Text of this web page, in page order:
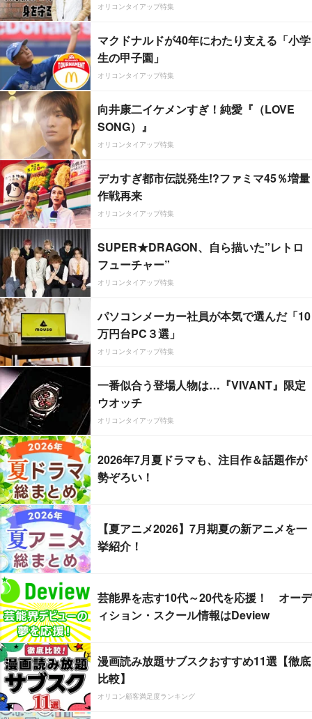
オリコンタイアップ特集
マクドナルドが40年にわたり支える「小学
生の甲子園」
オリコンタイアップ特集
向井康二イケメンすぎ！純愛『（LOVE
SONG）』
オリコンタイアップ特集
デカすぎ都市伝説発生!?ファミマ45％増量
作戦再来
オリコンタイアップ特集
SUPER★DRAGON、自ら描いた”レトロ
フューチャー”
オリコンタイアップ特集
パソコンメーカー社員が本気で選んだ「10
万円台PC３選」
オリコンタイアップ特集
一番似合う登場人物は…『VIVANT』限定
ウオッチ
オリコンタイアップ特集
2026年7月夏ドラマも、注目作＆話題作が
勢ぞろい！
【夏アニメ2026】7月期夏の新アニメを一
挙紹介！
芸能界を志す10代～20代を応援！ オーデ
ィション・スクール情報はDeview
漫画読み放題サブスクおすすめ11選【徹底
比較】
オリコン顧客満足度ランキング